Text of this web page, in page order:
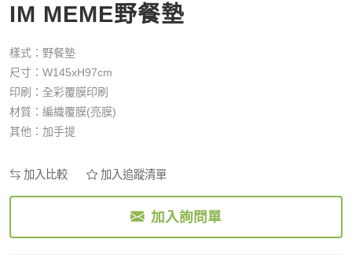
IM MEME野餐墊
樣式：野餐墊
尺寸：W145xH97cm
印刷：全彩覆膜印刷
材質：編織覆膜(亮膜)
其他：加手提
加入比較 加入追蹤清單
加入詢問單